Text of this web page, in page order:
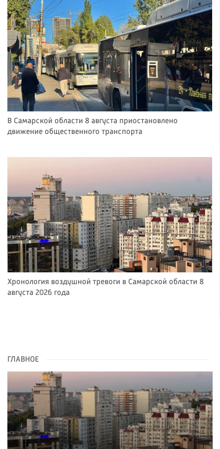
В Самарской области 8 августа приостановлено
движение общественного транспорта
Хронология воздушной тревоги в Самарской области 8
августа 2026 года
ГЛАВНОЕ